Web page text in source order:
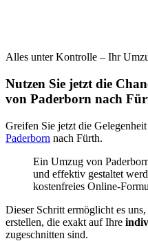
Alles unter Kontrolle – Ihr
Nutzen Sie jetzt die
von Paderborn nach
Greifen Sie jetzt die
Paderborn nach Fürth.
Ein Umzug von
und effektiv gestaltet
kostenfreies Online-
Dieser Schritt ermöglicht es
erstellen, die exakt auf Ihre
zugeschnitten sind.